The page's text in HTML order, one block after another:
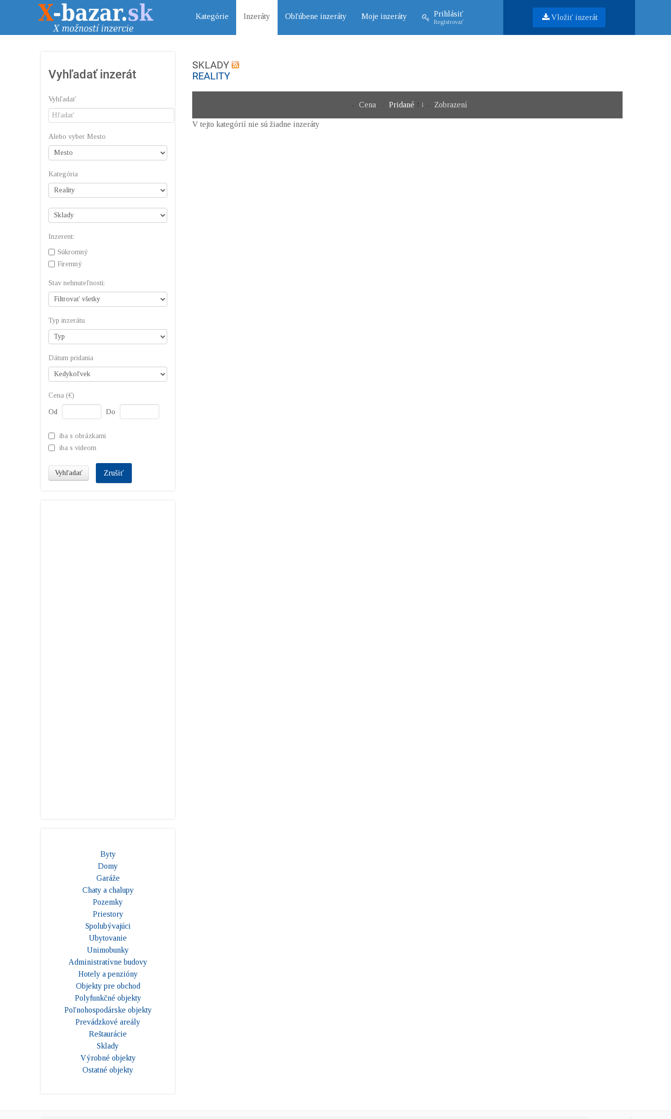
Kategórie Inzeráty Obľúbene inzeráty Moje inzeráty Prihlásiť
Registrovať
Vložiť inzerát
Vyhľadať inzerát
Vyhľadať
Alebo vyber Mesto
Kategória
Inzerent:
Súkromný
Firemný
Stav nehnuteľnosti:
Typ inzerátu
Dátum pridania
Cena (€)
Od Do
iba s obrázkami
iba s videom
Vyhľadať Zrušiť
Byty
Domy
Garáže
Chaty a chalupy
Pozemky
Priestory
Spolubývajúci
Ubytovanie
Unimobunky
Administratívne budovy
Hotely a penzióny
Objekty pre obchod
Polyfunkčné objekty
Poľnohospodárske objekty
Prevádzkové areály
Reštaurácie
Sklady
Výrobné objekty
Ostatné objekty
SKLADY
REALITY
Cena Pridané Zobrazení
V tejto kategórií nie sú žiadne inzeráty